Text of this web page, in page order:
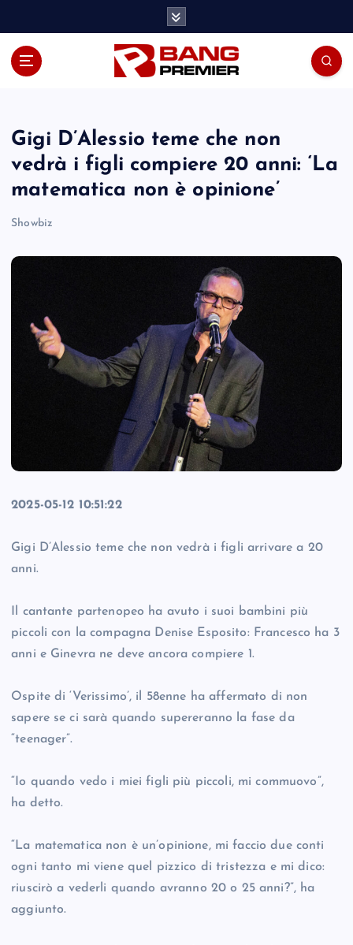
Gigi D’Alessio teme che non
vedrà i figli compiere 20 anni: ‘La
matematica non è opinione’
Showbiz
2025-05-12 10:51:22
Gigi D’Alessio teme che non vedrà i figli arrivare a 20
anni.
Il cantante partenopeo ha avuto i suoi bambini più
piccoli con la compagna Denise Esposito: Francesco ha 3
anni e Ginevra ne deve ancora compiere 1.
Ospite di ‘Verissimo’, il 58enne ha affermato di non
sapere se ci sarà quando supereranno la fase da
“teenager”.
“Io quando vedo i miei figli più piccoli, mi commuovo”,
ha detto.
“La matematica non è un’opinione, mi faccio due conti
ogni tanto mi viene quel pizzico di tristezza e mi dico:
riuscirò a vederli quando avranno 20 o 25 anni?”, ha
aggiunto.